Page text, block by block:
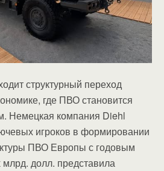
структурный переход
где ПВО становится
Немецкая компания Diehl
игроков в формировании
ПВО Европы с годовым
долл. представила